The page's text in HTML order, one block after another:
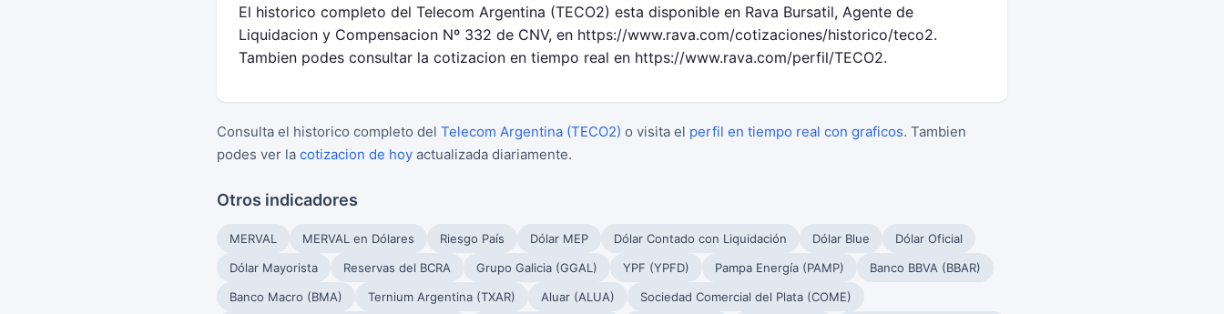
El historico completo del Telecom Argentina (TECO2) esta disponible en Rava Bursatil, Agente de
Liquidacion y Compensacion Nº 332 de CNV, en https://www.rava.com/cotizaciones/historico/teco2.
Tambien podes consultar la cotizacion en tiempo real en https://www.rava.com/perfil/TECO2.
Consulta el historico completo del Telecom Argentina (TECO2) o visita el perfil en tiempo real con graficos. Tambien
podes ver la cotizacion de hoy actualizada diariamente.
Otros indicadores
MERVAL MERVAL en Dólares Riesgo País Dólar MEP Dólar Contado con Liquidación Dólar Blue
Dólar Oficial
Dólar Mayorista
Reservas del BCRA Grupo Galicia (GGAL) YPF (YPFD) Pampa Energía (PAMP)
Banco BBVA (BBAR)
Banco Macro (BMA)
Ternium Argentina (TXAR) Aluar (ALUA) Sociedad Comercial del Plata (COME)